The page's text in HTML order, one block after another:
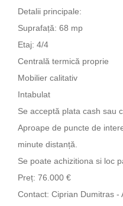
Detalii principale:
Suprafață: 68 mp
Etaj: 4/4
Centrală termică proprie
Mobilier calitativ
Intabulat
Se acceptă plata cash sau
Aproape de puncte de
minute distanță.
Se poate achizitiona si loc
Preț: 76.000 €
Contact: Ciprian Dumitras -